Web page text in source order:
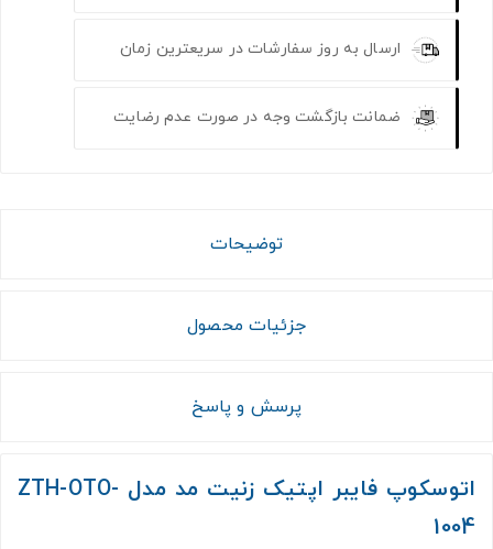
ارسال به روز سفارشات در سریعترین زمان
ضمانت بازگشت وجه در صورت عدم رضایت
توضیحات
جزئیات محصول
پرسش و پاسخ
اتوسکوپ فایبر اپتیک زنیت مد مدل ZTH-OTO-
1004